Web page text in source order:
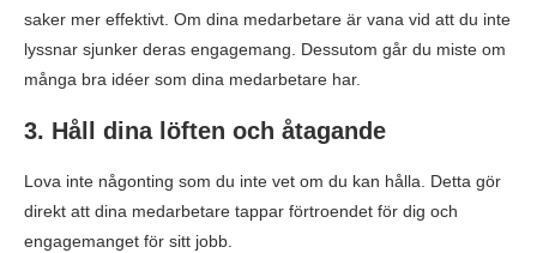
saker mer effektivt. Om dina medarbetare är vana vid att du inte
lyssnar sjunker deras engagemang. Dessutom går du miste om
många bra idéer som dina medarbetare har.
3. Håll dina löften och åtagande
Lova inte någonting som du inte vet om du kan hålla. Detta gör
direkt att dina medarbetare tappar förtroendet för dig och
engagemanget för sitt jobb.